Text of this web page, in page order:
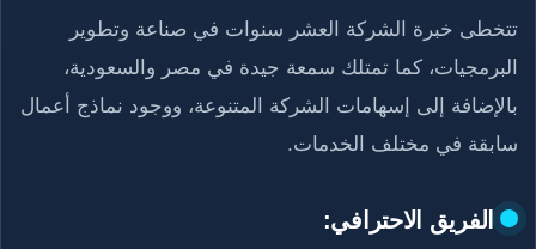
تتخطى خبرة الشركة العشر سنوات في صناعة وتطوير
البرمجيات، كما تمتلك سمعة جيدة في مصر والسعودية،
بالإضافة إلى إسهامات الشركة المتنوعة، ووجود نماذج أعمال
سابقة في مختلف الخدمات.
الفريق الاحترافي: